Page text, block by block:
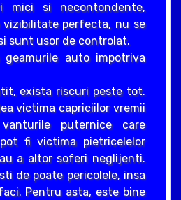
mici si necontondente,
vizibilitate perfecta, nu se
sunt usor de controlat.
auto impotriva
exista riscuri peste tot.
victima capriciilor vremii
puternice care
fi victima pietricelelor
a altor soferi neglijenti.
de poate pericolele, insa
Pentru asta, este bine